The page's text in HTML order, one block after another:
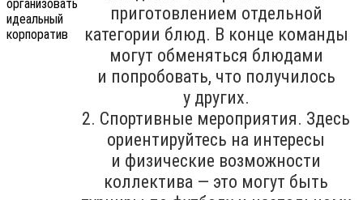
приготовлением отдельной
категории блюд. В конце команды
могут обменяться блюдами
и попробовать, что получилось
у других.
2. Спортивные мероприятия. Здесь
ориентируйтесь на интересы
и физические возможности
коллектива — это могут быть